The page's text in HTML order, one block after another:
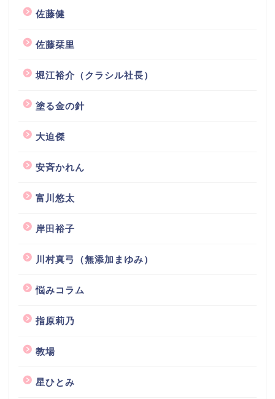
佐藤健
佐藤栞里
堀江裕介（クラシル社長）
塗る金の針
大迫傑
安斉かれん
富川悠太
岸田裕子
川村真弓（無添加まゆみ）
悩みコラム
指原莉乃
教場
星ひとみ